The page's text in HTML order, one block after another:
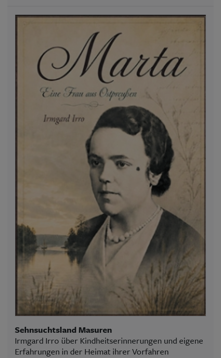
Sehnsuchtsland Masuren
Irmgard Irro über Kindheitserinnerungen und eigene
Erfahrungen in der Heimat ihrer Vorfahren